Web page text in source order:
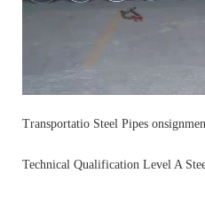
Transportatio Steel Pipes
Technical Qualification Level A